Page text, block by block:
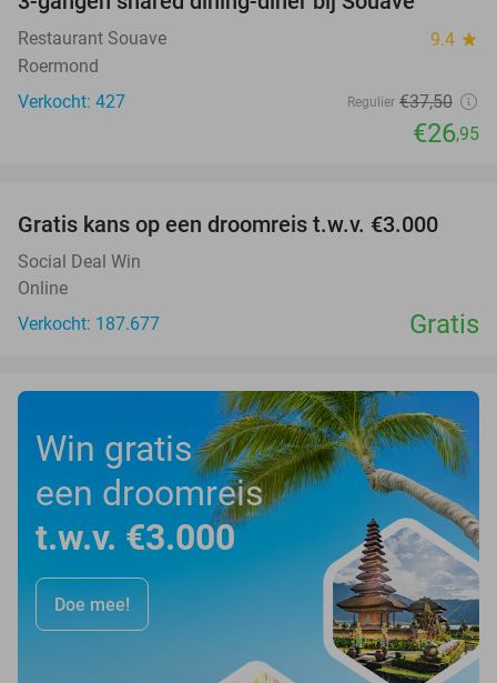
Restaurant Souave 9.4 star
Roermond
Verkocht: 427
Regulier €37,50
€26,95
Gratis kans op een droomreis t.w.v. €3.000
Social Deal Win
Online
Verkocht: 187.677
Gratis
Win gratis
een droomreis
t.w.v. €3.000
Doe mee!